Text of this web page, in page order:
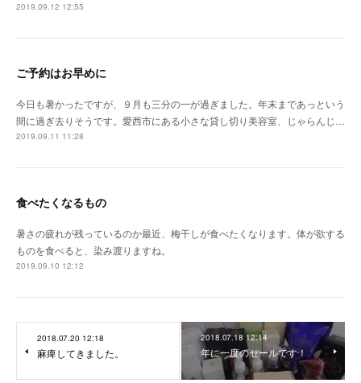
2019.09.12 12:55
ご予約はお早めに
今日も暑かったですが、９月も三分の一が過ぎました。年末まであっという
間に過ぎ去りそうです。愛西市にある小さな貸し切り美容室、じゃらんじ…
2019.09.11 11:28
食べたくなるもの
暑さの疲れが残っているのか最近、梅干しが食べたくなります。体が欲する
ものを食べると、染み渡りますね。
2019.09.10 12:12
2018.07.20 12:18
麻痺してきました。
2018.07.18 12:14
年に一度のセールです！